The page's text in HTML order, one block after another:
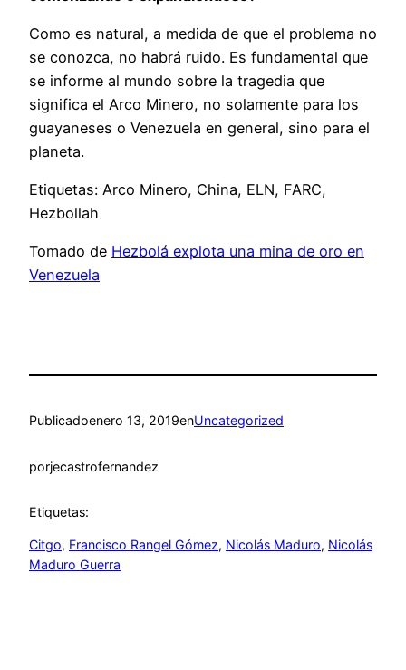
Como es natural, a medida de que el problema no
se conozca, no habrá ruido. Es fundamental que
se informe al mundo sobre la tragedia que
significa el Arco Minero, no solamente para los
guayaneses o Venezuela en general, sino para el
planeta.
Etiquetas: Arco Minero, China, ELN, FARC,
Hezbollah
Tomado de Hezbolá explota una mina de oro en
Venezuela
Publicadoenero 13, 2019enUncategorized
porjecastrofernandez
Etiquetas:
Citgo, Francisco Rangel Gómez, Nicolás Maduro, Nicolás
Maduro Guerra